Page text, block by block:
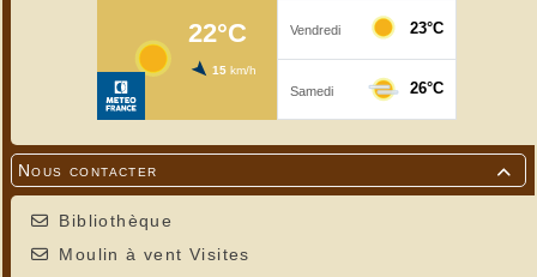

Nous contacter
Bibliothèque
Moulin à vent Visites